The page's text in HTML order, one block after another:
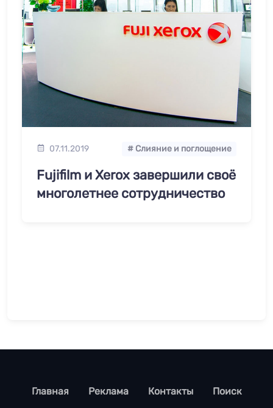
07.11.2019 # Слияние и поглощение
Fujifilm и Xerox завершили своё
многолетнее сотрудничество
footer
Главная Реклама Контакты Поиск